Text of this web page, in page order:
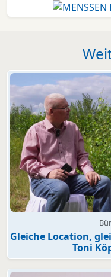
Gleiche Location,
Toni